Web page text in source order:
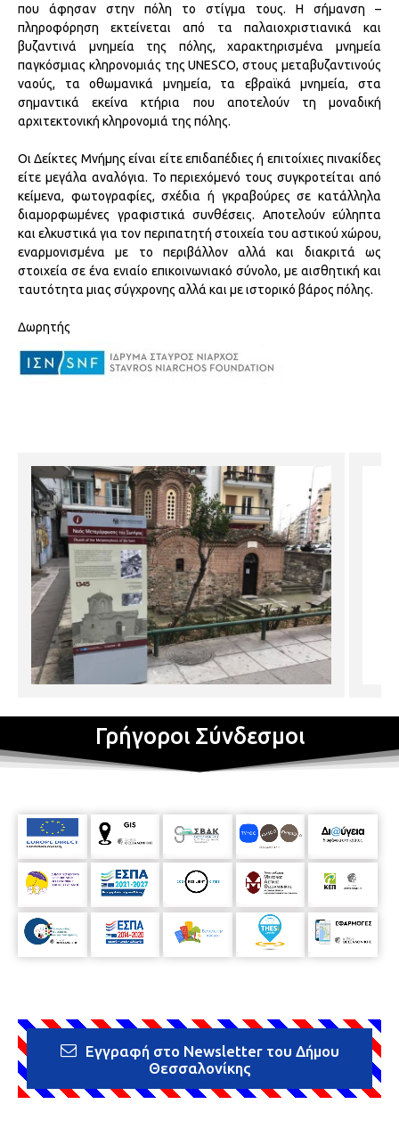
που άφησαν στην πόλη το στίγμα τους. Η σήμανση –
πληροφόρηση εκτείνεται από τα παλαιοχριστιανικά και
βυζαντινά μνημεία της πόλης, χαρακτηρισμένα μνημεία
παγκόσμιας κληρονομιάς της UNESCO, στους μεταβυζαντινούς
ναούς, τα οθωμανικά μνημεία, τα εβραϊκά μνημεία, στα
σημαντικά εκείνα κτήρια που αποτελούν τη μοναδική
αρχιτεκτονική κληρονομιά της πόλης.
Οι Δείκτες Μνήμης είναι είτε επιδαπέδιες ή επιτοίχιες πινακίδες
είτε μεγάλα αναλόγια. Το περιεχόμενό τους συγκροτείται από
κείμενα, φωτογραφίες, σχέδια ή γκραβούρες σε κατάλληλα
διαμορφωμένες γραφιστικά συνθέσεις. Αποτελούν εύληπτα
και ελκυστικά για τον περιπατητή στοιχεία του αστικού χώρου,
εναρμονισμένα με το περιβάλλον αλλά και διακριτά ως
στοιχεία σε ένα ενιαίο επικοινωνιακό σύνολο, με αισθητική και
ταυτότητα μιας σύγχρονης αλλά και με ιστορικό βάρος πόλης.
Δωρητής
Γρήγοροι Σύνδεσμοι
Εγγραφή στο Newsletter του Δήμου
Θεσσαλονίκης